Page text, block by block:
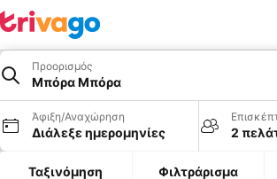
Προορισμός
Μπόρα Μπόρα
Άφιξη/Αναχώρηση
Διάλεξε ημερομηνίες 2
Ταξινόμηση Φιλτράρισμα